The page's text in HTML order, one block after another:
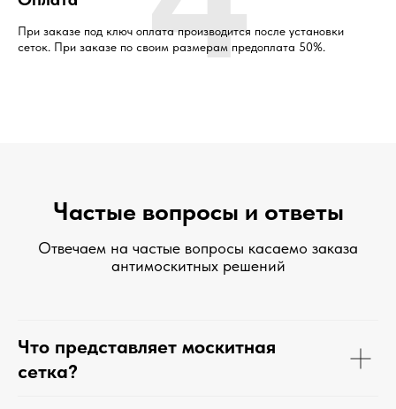
При заказе под ключ оплата производится после установки
сеток. При заказе по своим размерам предоплата 50%.
Частые вопросы и ответы
Отвечаем на частые вопросы касаемо заказа
антимоскитных решений
Что представляет москитная
сетка?